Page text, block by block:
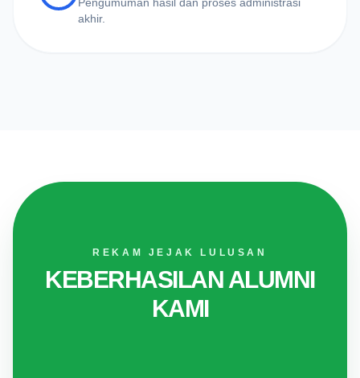
akhir.
REKAM JEJAK LULUSAN
KEBERHASILAN ALUMNI
KAMI